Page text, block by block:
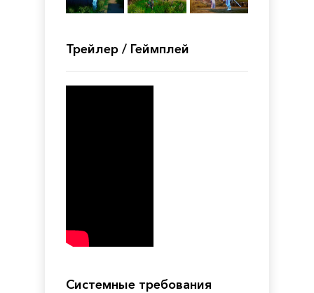
Трейлер / Геймплей
Системные требования